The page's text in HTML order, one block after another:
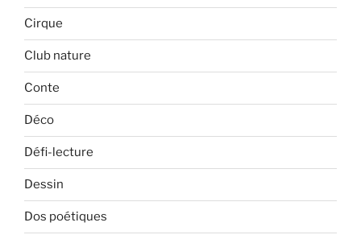
Cirque
Club nature
Conte
Déco
Défi-lecture
Dessin
Dos poétiques